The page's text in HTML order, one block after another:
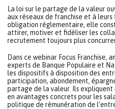
La loi sur le partage de la valeur
aux réseaux de franchise et à
obligation réglementaire, elle
attirer, motiver et fidéliser les
recrutement toujours plus
Dans ce webinar Focus Franchise,
experts de Banque Populaire et
les dispositifs à disposition des
participation, abondement,
partage de la valeur. Ils
en avantages concrets pour les
politique de rémunération de